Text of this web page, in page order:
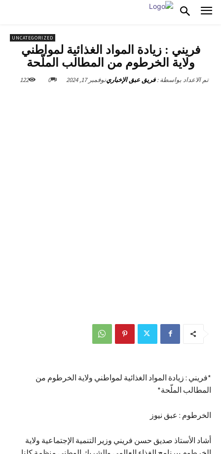
UNCATEGORIZED
فريني : زيادة المواد الغذائية لمواطني
ولاية الخرطوم من المطالب الملّحة
تم الاعداد بواسطة : فريق عبق الإخبارينوفمبر 17, 2024 0
122
*فريني : زيادة المواد الغذائية لمواطني ولاية الخرطوم من
المطالب الملّحة*
الخرطوم : عبق نيوز
أشاد الأستاذ صديق حسن فريني وزير التنمية الإجتماعية ولاية